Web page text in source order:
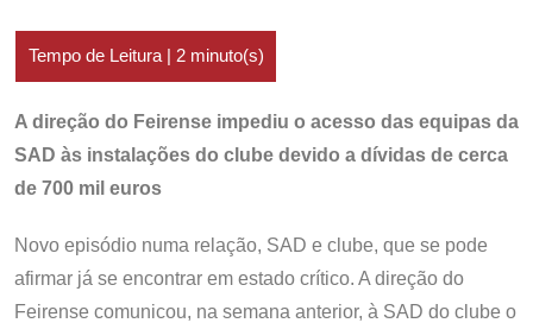
A direção do Feirense impediu o acesso das equipas da
SAD às instalações do clube devido a dívidas de cerca
de 700 mil euros
Novo episódio numa relação, SAD e clube, que se pode
afirmar já se encontrar em estado crítico. A direção do
Feirense comunicou, na semana anterior, à SAD do clube o